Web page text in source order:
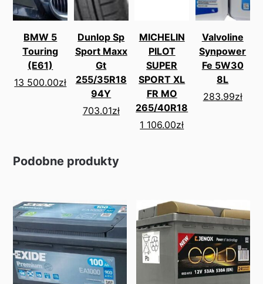
BMW 5
Touring
(E61)
13 500.00zł
Dunlop Sp
Sport Maxx
Gt
255/35R18
94Y
703.01zł
MICHELIN
PILOT
SUPER
SPORT XL
FR MO
265/40R18
1 106.00zł
Valvoline
Synpower
Fe 5W30
8L
283.99zł
Podobne produkty